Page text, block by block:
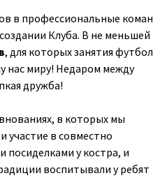
в профессиональные
Клуба. В не меньшей
, для которых занятия
нас миру! Недаром между
дружба!
в которых мы
участие в совместно
у костра, и
воспитывали у ребят